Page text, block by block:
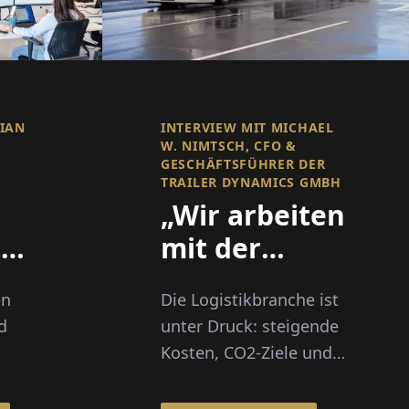
INTERVIEW MIT MICHAEL
W. NIMTSCH, CFO &
GESCHÄFTSFÜHRER DER
TRAILER DYNAMICS GMBH
„Wir arbeiten
mit der
der
Innovation –
Die Logistikbranche ist
unter Druck: steigende
Kosten, CO2-Ziele und